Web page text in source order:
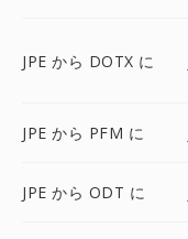
JPE から DOTX に
JPE から PFM に
JPE から ODT に